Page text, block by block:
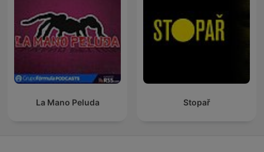
La Mano Peluda Stopař